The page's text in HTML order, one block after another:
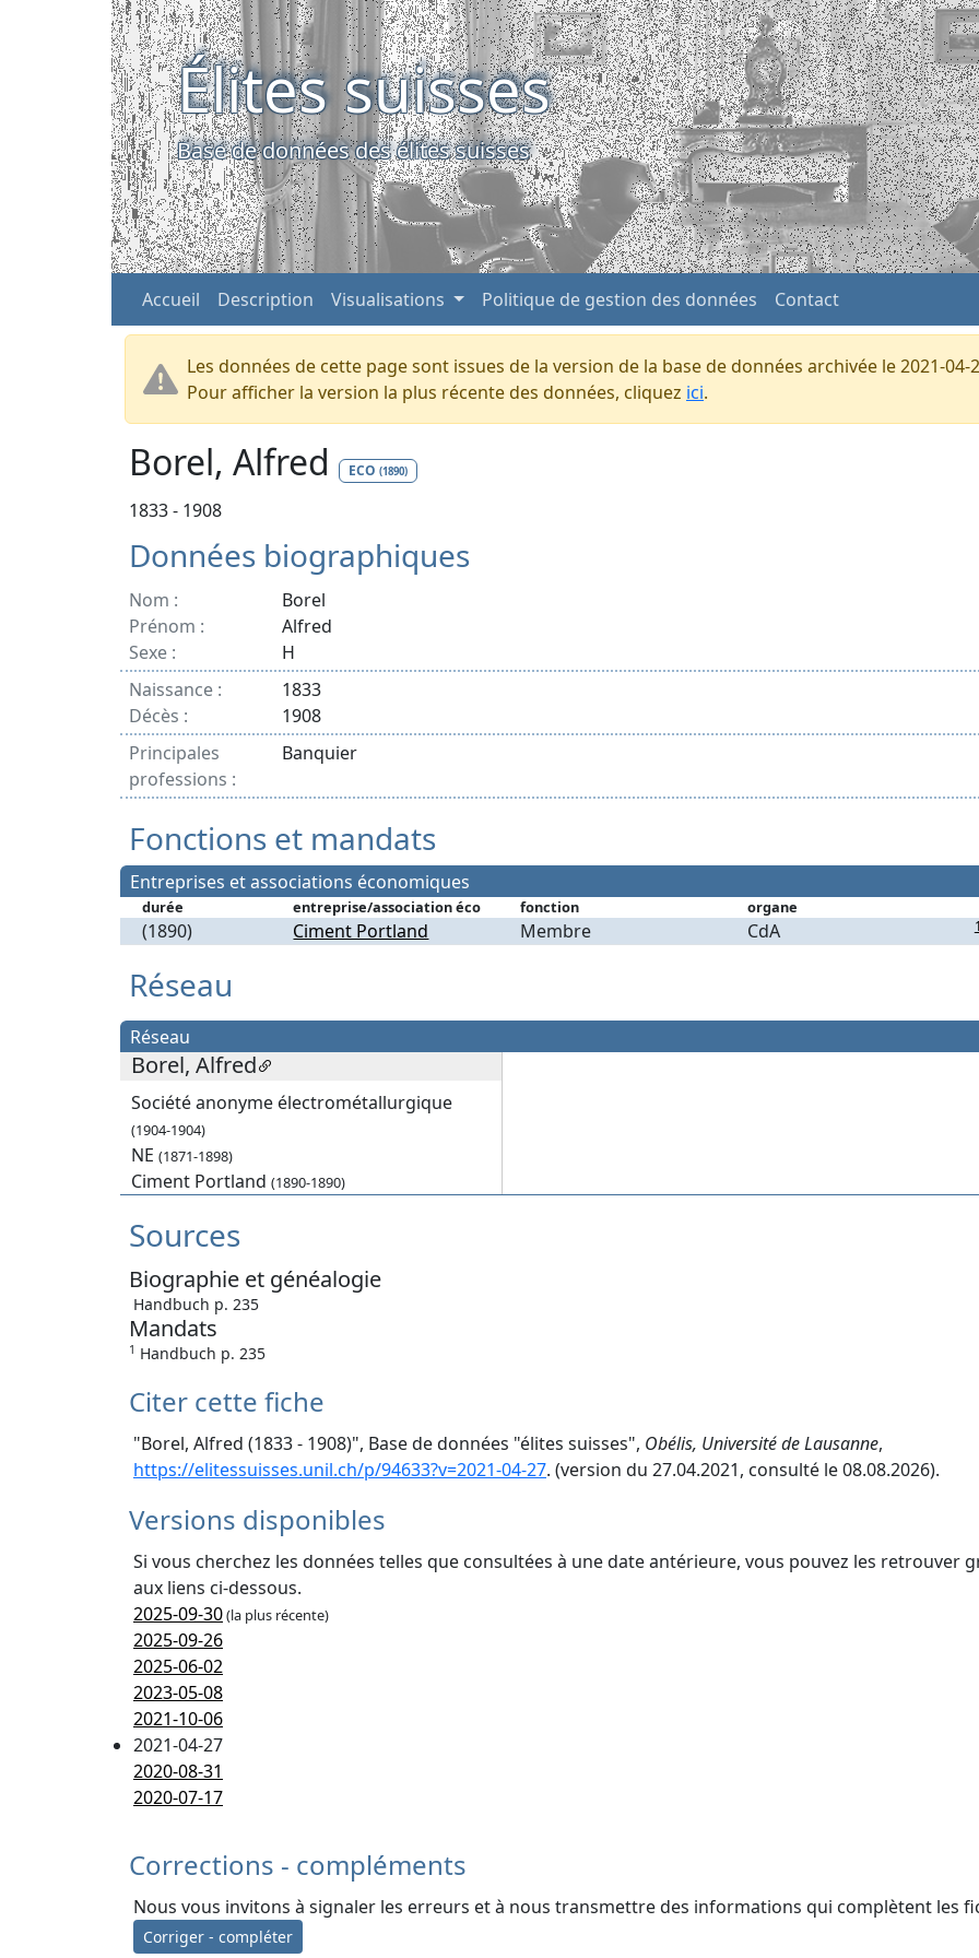
Élites suisses
Base de données des élites suisses
Accueil Description Visualisations Politique de gestion des données Contact
Les données de cette page sont issues de la version de la base de données archivée le 2021-04-
Pour afficher la version la plus récente des données, cliquez ici.
Borel, Alfred ECO (1890)
1833 - 1908
Données biographiques
Nom :
Borel
Prénom :
Alfred
Sexe :
H
Naissance :
1833
Décès :
1908
Principales
professions :
Banquier
Fonctions et mandats
Entreprises et associations économiques
durée entreprise/association éco fonction organe
(1890) Ciment Portland Membre CdA
Réseau
Réseau
Borel, Alfred
Société anonyme électrométallurgique
(1904-1904)
NE (1871-1898)
Ciment Portland (1890-1890)
Sources
Biographie et généalogie
Handbuch p. 235
Mandats
1 Handbuch p. 235
Citer cette fiche
"Borel, Alfred (1833 - 1908)", Base de données "élites suisses", Obélis, Université de Lausanne,
https://elitessuisses.unil.ch/p/94633?v=2021-04-27. (version du 27.04.2021, consulté le 08.08.2026).
Versions disponibles
Si vous cherchez les données telles que consultées à une date antérieure, vous pouvez les retrouver
aux liens ci-dessous.
2025-09-30(la plus récente)
2025-09-26
2025-06-02
2023-05-08
2021-10-06
2021-04-27
2020-08-31
2020-07-17
Corrections - compléments
Nous vous invitons à signaler les erreurs et à nous transmettre des informations qui complètent les
Corriger - compléter